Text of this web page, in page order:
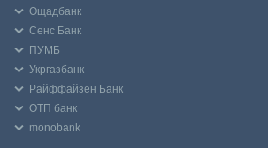
Ощадбанк
Сенс Банк
ПУМБ
Укргазбанк
Райффайзен Банк
ОТП банк
monobank